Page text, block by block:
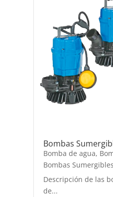
Bombas
Bomba de agua,
Bombas Sumergibles
Descripción de las
de...